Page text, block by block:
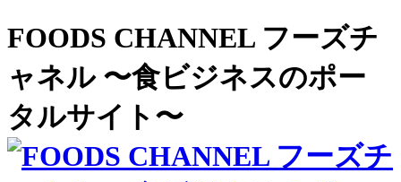
FOODS CHANNEL フーズチ
ャネル 〜食ビジネスのポー
タルサイト〜